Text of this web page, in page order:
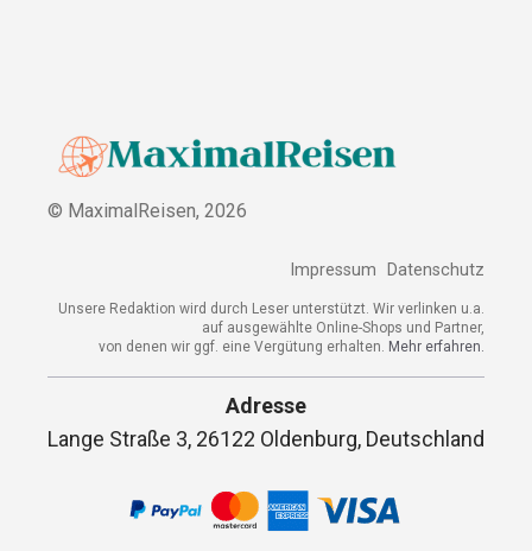
© MaximalReisen, 2026
Impressum Datenschutz
Unsere Redaktion wird durch Leser unterstützt. Wir verlinken u.a.
auf ausgewählte Online-Shops und Partner,
von denen wir ggf. eine Vergütung erhalten. Mehr erfahren.
Adresse
Lange Straße 3, 26122 Oldenburg, Deutschland